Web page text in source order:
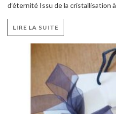
d’éternité Issu de la cristallisation à
LIRE LA SUITE